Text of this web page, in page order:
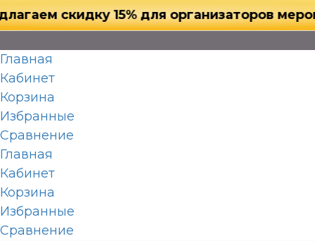
скидку 15% для организаторов
Главная
Кабинет
Корзина
Избранные
Сравнение
Главная
Кабинет
Корзина
Избранные
Сравнение